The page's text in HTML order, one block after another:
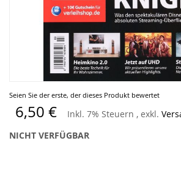
Seien Sie der erste, der dieses Produkt bewertet
6,50 € Inkl. 7% Steuern , exkl.
NICHT VERFÜGBAR
Zum
Anfang
der
Bildergalerie
springen